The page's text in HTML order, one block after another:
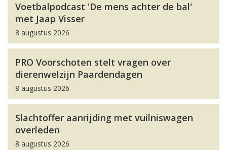
Voetbalpodcast 'De mens achter de bal'
met Jaap Visser
8 augustus 2026
PRO Voorschoten stelt vragen over
dierenwelzijn Paardendagen
8 augustus 2026
Slachtoffer aanrijding met vuilniswagen
overleden
8 augustus 2026